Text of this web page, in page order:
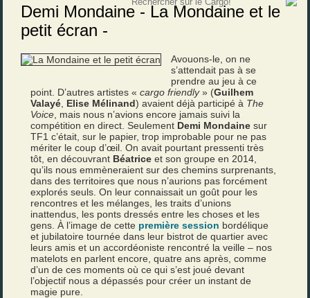
Demi Mondaine - La Mondaine et le
petit écran -
Avouons-le, on ne
s’attendait pas à se
prendre au jeu à ce
point. D’autres artistes «cargo friendly» (Guilhem
Valayé Elise Mélinand) avaient déjà participé à The
Voice , mais nous n’avions encore jamais suivi la
compétition en direct. Seulement Demi Mondaine sur
TF1 c’était, sur le papier, trop improbable pour ne pas
mériter le coup d’œil. On avait pourtant pressenti très
tôt, en découvrant Béatrice et son groupe en 2014,
qu’ils nous emmèneraient sur des chemins surprenants,
dans des territoires que nous n’aurions pas forcément
explorés seuls. On leur connaissait un goût pour les
rencontres et les mélanges, les traits d’unions
inattendus, les ponts dressés entre les choses et les
gens. À l’image de cette première session bordélique
et jubilatoire tournée dans leur bistrot de quartier avec
leurs amis et un accordéoniste rencontré la veille – nos
matelots en parlent encore, quatre ans après, comme
d’un de ces moments où ce qui s’est joué devant
l’objectif nous a dépassés pour créer un instant de
magie pure.